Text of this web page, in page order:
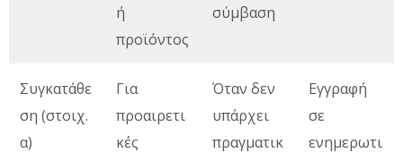
ή
προϊόντος
σύμβαση
Συγκατάθε
ση (στοιχ.
α)
Για
προαιρετι
κές
Όταν δεν
υπάρχει
πραγματικ
Εγγραφή
σε
ενημερωτι